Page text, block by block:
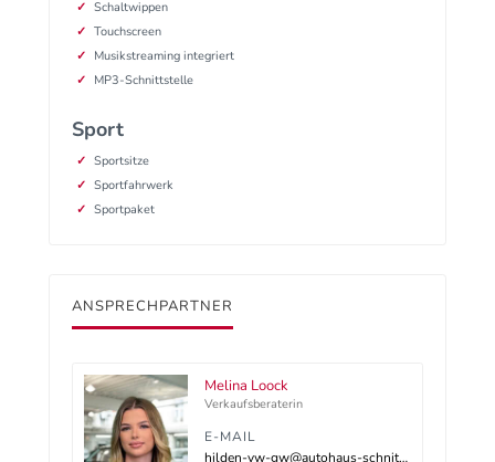
Schaltwippen
Touchscreen
Musikstreaming integriert
MP3-Schnittstelle
Sport
Sportsitze
Sportfahrwerk
Sportpaket
ANSPRECHPARTNER
Melina Loock
Verkaufsberaterin
E-MAIL
hilden-vw-gw@autohaus-schnitzler.dealerdesk.de